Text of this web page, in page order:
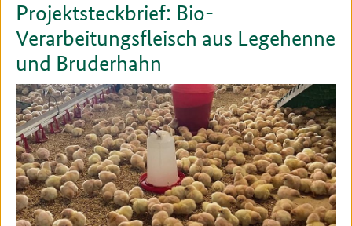
Projektsteckbrief: Bio-
Verarbeitungsfleisch aus Legehenne
und Bruderhahn